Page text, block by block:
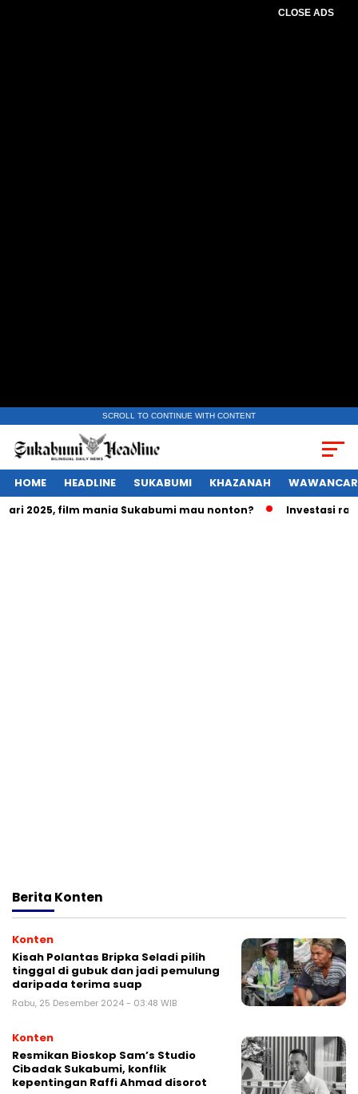
CLOSE ADS
SCROLL TO CONTINUE WITH CONTENT
HOME HEADLINE SUKABUMI KHAZANAH
2025, film mania Sukabumi mau nonton? Investasi
Berita Konten
Konten
Kisah Polantas Bripka Seladi pilih
tinggal di gubuk dan jadi pemulung
daripada terima suap
Rabu, 25 Desember 2024 - 03:48 WIB
Konten
Resmikan Bioskop Sam’s Studio
Cibadak Sukabumi, konflik
kepentingan Raffi Ahmad disorot